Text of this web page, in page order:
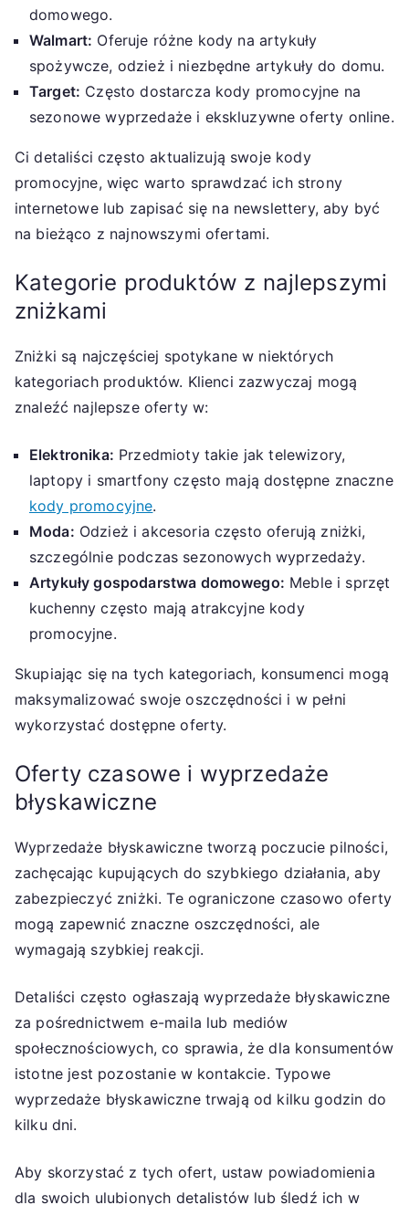
domowego.
Walmart: Oferuje różne kody na artykuły
spożywcze, odzież i niezbędne artykuły do domu.
Target: Często dostarcza kody promocyjne na
sezonowe wyprzedaże i ekskluzywne oferty online.
Ci detaliści często aktualizują swoje kody
promocyjne, więc warto sprawdzać ich strony
internetowe lub zapisać się na newslettery, aby być
na bieżąco z najnowszymi ofertami.
Kategorie produktów z najlepszymi
zniżkami
Zniżki są najczęściej spotykane w niektórych
kategoriach produktów. Klienci zazwyczaj mogą
znaleźć najlepsze oferty w:
Elektronika: Przedmioty takie jak telewizory,
laptopy i smartfony często mają dostępne znaczne
kody promocyjne.
Moda: Odzież i akcesoria często oferują zniżki,
szczególnie podczas sezonowych wyprzedaży.
Artykuły gospodarstwa domowego: Meble i sprzęt
kuchenny często mają atrakcyjne kody
promocyjne.
Skupiając się na tych kategoriach, konsumenci mogą
maksymalizować swoje oszczędności i w pełni
wykorzystać dostępne oferty.
Oferty czasowe i wyprzedaże
błyskawiczne
Wyprzedaże błyskawiczne tworzą poczucie pilności,
zachęcając kupujących do szybkiego działania, aby
zabezpieczyć zniżki. Te ograniczone czasowo oferty
mogą zapewnić znaczne oszczędności, ale
wymagają szybkiej reakcji.
Detaliści często ogłaszają wyprzedaże błyskawiczne
za pośrednictwem e-maila lub mediów
społecznościowych, co sprawia, że dla konsumentów
istotne jest pozostanie w kontakcie. Typowe
wyprzedaże błyskawiczne trwają od kilku godzin do
kilku dni.
Aby skorzystać z tych ofert, ustaw powiadomienia
dla swoich ulubionych detalistów lub śledź ich w